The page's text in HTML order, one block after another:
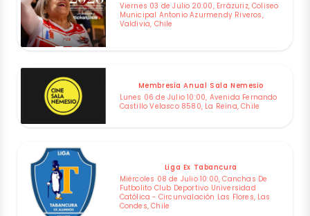
Viernes 03 de Julio 20:00, Errázuriz, Coliseo
Municipal Antonio Azurmendy Riveros,
Valdivia, Chile
Membresía Anual Sala Nemesio
Lunes 06 de Julio 10:00, Avenida Fernando
Castillo Velasco 8580, La Reina, Chile
Liga Ex Tabancura
Miércoles 08 de Julio 10:00, Canchas De
Futbolito Club Deportivo Universidad
Católica - Circunvalación Las Flores, Las
Condes, Chile